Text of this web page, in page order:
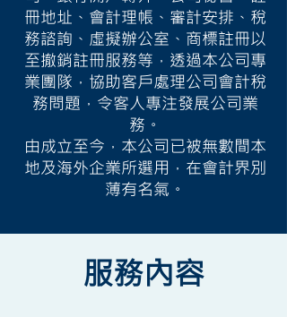
冊地址、會計理帳、審計安排、稅
務諮詢、虛擬辦公室、商標註冊以
至撤銷註冊服務等，透過本公司專
業團隊，協助客戶處理公司會計稅
務問題，令客人專注發展公司業
務。
由成立至今，本公司已被無數間本
地及海外企業所選用，在會計界別
薄有名氣。
服務內容